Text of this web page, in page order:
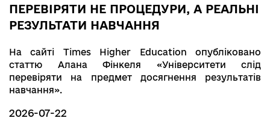
ПЕРЕВІРЯТИ НЕ ПРОЦЕДУРИ, А РЕАЛЬНІ
РЕЗУЛЬТАТИ НАВЧАННЯ
На сайті Times Higher Education опубліковано
статтю Алана Фінкеля «Університети слід
перевіряти на предмет досягнення результатів
навчання».
2026-07-22